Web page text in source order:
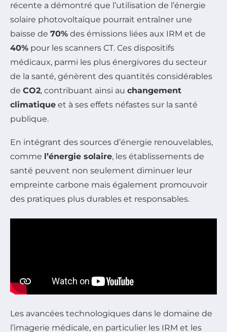
récente a démontré que l’utilisation de l’énergie
solaire photovoltaïque pourrait entraîner une
baisse de 70% des émissions liées aux IRM et de
40% pour les scanners CT. Ces dispositifs
médicaux, parmi les plus énergivores du secteur
de la santé, génèrent des quantités considérables
de CO2, contribuant ainsi au changement
climatique et à ses effets néfastes sur la santé
publique.
En intégrant des sources d’énergie renouvelables,
comme l’énergie solaire, les établissements de
santé peuvent non seulement diminuer leur
empreinte carbone mais également promouvoir
des pratiques plus durables et responsables.
Les avancées technologiques dans le domaine de
l’imagerie médicale, en particulier les IRM et les